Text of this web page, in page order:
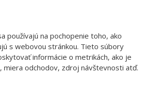
používajú na pochopenie toho, ako
s webovou stránkou. Tieto súbory
informácie o metrikách, ako je
miera odchodov, zdroj návštevnosti atď.